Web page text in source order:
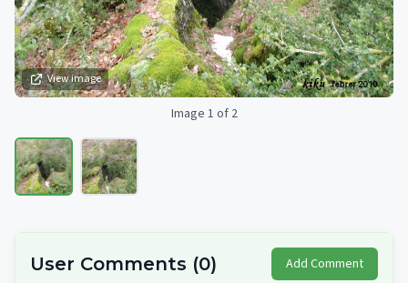
View image
Image 1 of 2
User Comments (0) Add Comment